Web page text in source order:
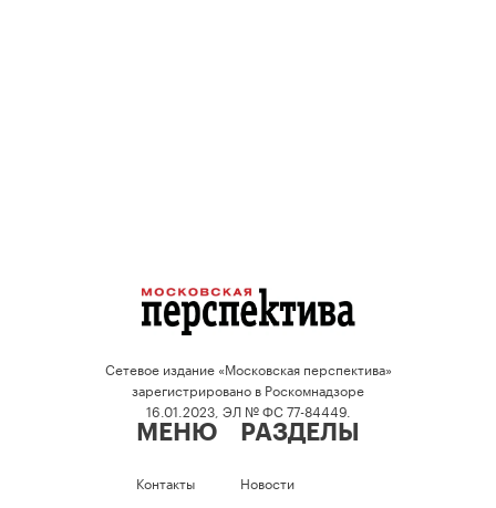
Сетевое издание «Московская перспектива»
зарегистрировано в Роскомнадзоре
16.01.2023, ЭЛ № ФС 77-84449.
МЕНЮ
Контакты
РАЗДЕЛЫ
Новости